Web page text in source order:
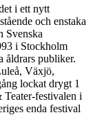
i ett nytt
och enstaka
Svenska
i Stockholm
åldrars publiker.
Växjö,
lockat drygt 1
Teater-festivalen i
enda festival